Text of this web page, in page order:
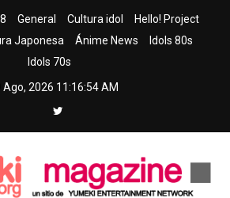
General Cultura idol
Hello! Project
Japonesa Ánime News
Idols 80s
Idols 70s
Ago, 2026 11:16:55 AM